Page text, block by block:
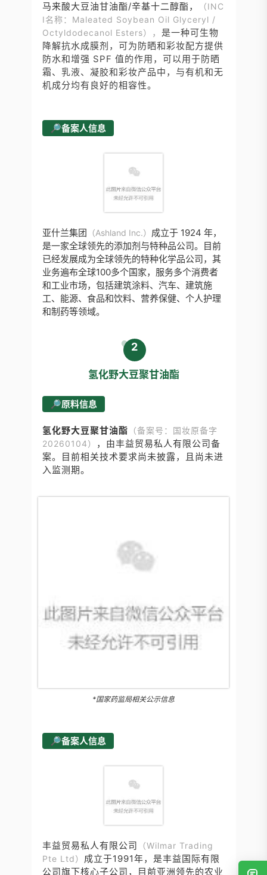
马来酸大豆油甘油酯/辛基十二醇酯，
（INC
I名称：Maleated Soybean Oil Glyceryl /
Octyldodecanol Esters）
， 是一种可生物
降解抗水成膜剂，可为防晒和彩妆配方提供
防水和增强 SPF 值的作用，可以用于防晒
霜、乳液、凝胶和彩妆产品中，与有机和无
机成分均有良好的相容性。
🔎备案人信息
亚什兰集团 （Ashland Inc.） 成立于 1924 年，
是一家全球领先的添加剂与特种品公司。目前
已经发展成为全球领先的特种化学品公司，其
业务遍布全球100多个国家，服务多个消费者
和工业市场，包括建筑涂料、汽车、建筑施
工、能源、食品和饮料、营养保健、个人护理
和制药等领域。
2
氢化野大豆聚甘油酯
🔎原料信息
氢化野大豆聚甘油酯 （备案号：国妆原备字
20260104）
，由丰益贸易私人有限公司备
案。目前相关技术要求尚未披露，且尚未进
入监测期。
*国家药监局相关公示信息
🔎备案人信息
丰益贸易私人有限公司
（Wilmar Trading
Pte Ltd） 成立于1991年，是丰益国际有限
公司旗下核心子公司，目前亚洲领先的农业